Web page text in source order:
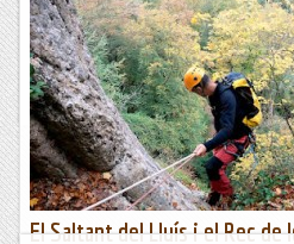
Una doble sessió barranquista amb el
barrancs a Les Guilleries, a prop de Sant
barrancs són curts i per això és...
Blog de muntanya
El Saltant del Lluís i el Rec de